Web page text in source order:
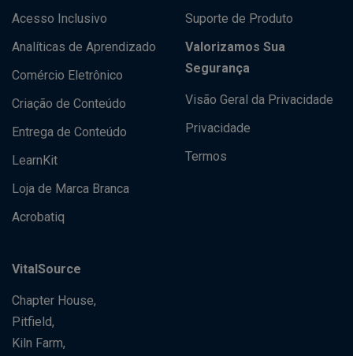
Acesso Inclusivo
Analíticas de Aprendizado
Comércio Eletrônico
Criação de Conteúdo
Entrega de Conteúdo
LearnKit
Loja de Marca Branca
Acrobatiq
Suporte de Produto
Valorizamos Sua
Segurança
Visão Geral da Privacidade
Privacidade
Termos
VitalSource
Chapter House,
Pitfield,
Kiln Farm,